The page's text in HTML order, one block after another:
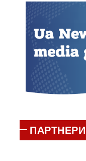
ПАРТНЕРИ